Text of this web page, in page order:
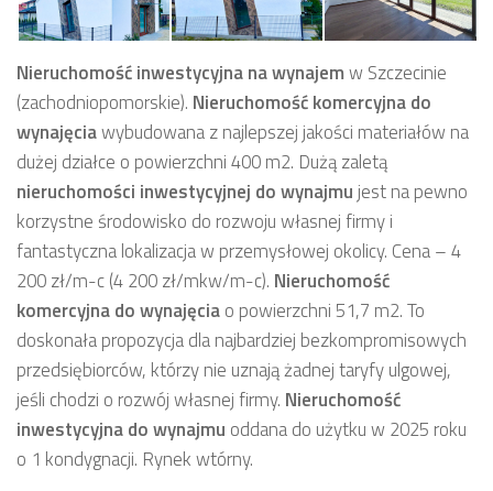
Nieruchomość inwestycyjnana wynajemw Szczecinie
(zachodniopomorskie). Nieruchomość komercyjnado
wynajęciawybudowana z najlepszej jakości materiałów na
dużej działce o powierzchni 400 m2. Dużą zaletą
nieruchomości inwestycyjnej do wynajmujest na pewno
korzystne środowisko do rozwoju własnej firmy i
fantastyczna lokalizacja w przemysłowej okolicy. Cena – 4
200 zł/m-c (4 200 zł/mkw/m-c). Nieruchomość
komercyjnado wynajęciao powierzchni 51,7 m2. To
doskonała propozycja dla najbardziej bezkompromisowych
przedsiębiorców, którzy nie uznają żadnej taryfy ulgowej,
jeśli chodzi o rozwój własnej firmy. Nieruchomość
inwestycyjnado wynajmu oddana do użytku w 2025 roku
o 1 kondygnacji. Rynek wtórny.